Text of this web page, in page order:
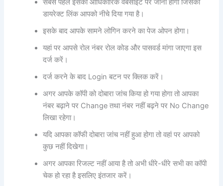
सबसे पहले इसकी आधिकारिक वेबसाइट पर जाना होगा जिसका
डायरेक्ट लिंक आपको नीचे दिया गया है।
इसके बाद आपके सामने लोगिन करने का पेज ओपन होगा।
यहां पर आपसे रोल नंबर रोल कोड और पासवर्ड मांगा जाएगा इस
दर्ज करें।
दर्ज करने के बाद Login बटन पर क्लिक करें।
अगर आपके कॉपी को दोबारा जांच किया हो गया होगा तो आपका
नंबर बढ़ाने पर Change तथा नंबर नहीं बढ़ने पर No Change
लिखा रहेगा।
यदि आपका कॉफी दोबारा जांच नहीं हुआ होगा तो वहां पर आपको
कुछ नहीं दिखेगा।
अगर आपका रिजल्ट नहीं आया है तो अभी धीरे-धीरे सभी का कॉपी
चेक हो रहा है इसलिए इंतजार करें।